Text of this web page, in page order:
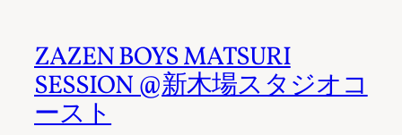
ZAZEN BOYS MATSURI
SESSION @新木場スタジオコ
ースト